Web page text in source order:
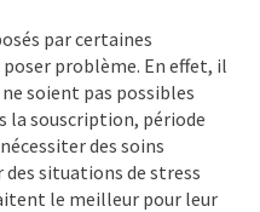
par certaines
problème. En effet, il
soient pas possibles
la souscription, période
des soins
situations de stress
le meilleur pour leur